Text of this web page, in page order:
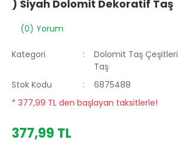
) Siyah Dolomit Dekoratif Taş
(0) Yorum
Kategori Dolomit Taş Çeşitleri
Taş
Stok Kodu
6875488
* 377,99 TL den başlayan taksitlerle!
377,99 TL